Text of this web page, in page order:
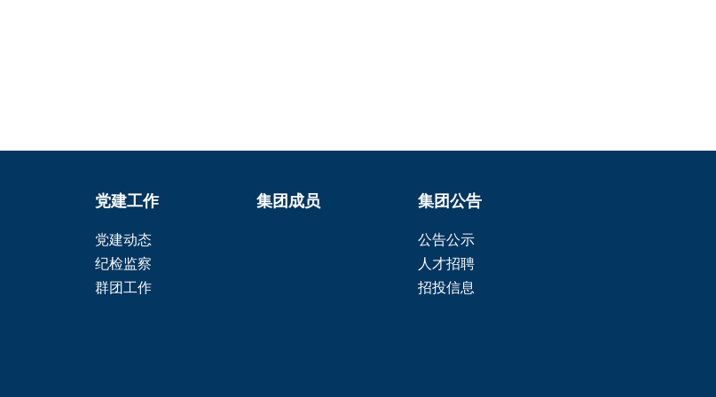
党建工作
党建动态
纪检监察
群团工作
集团成员 集团公告
公告公示
人才招聘
招投信息